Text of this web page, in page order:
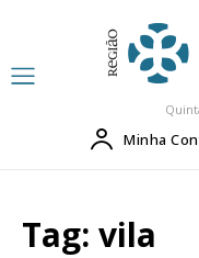
Minha
Tag: vila